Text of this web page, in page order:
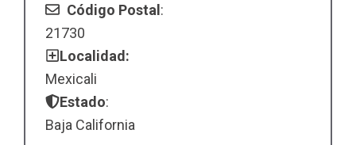
Código Postal:
21730
Localidad:
Mexicali
Estado:
Baja California